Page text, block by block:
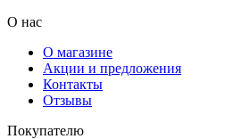
О нас
О магазине
Акции и предложения
Контакты
Отзывы
Покупателю